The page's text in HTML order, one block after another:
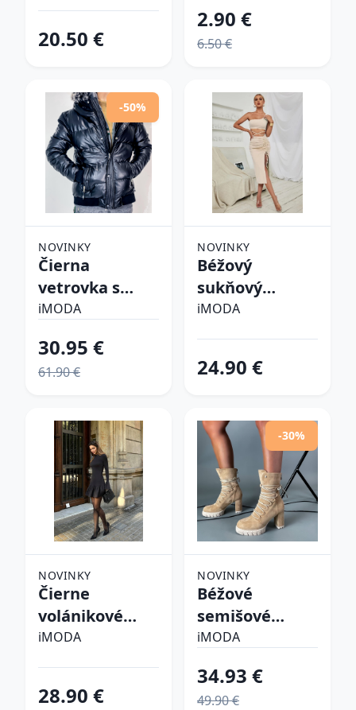
20.50 €
2.90 €
6.50 €
-50%
NOVINKY
Čierna
vetrovka s
kapucňou
iMODA
30.95 €
61.90 €
NOVINKY
Béžový
sukňový
komplet
iMODA
24.90 €
NOVINKY
Čierne
volánikové
šaty
iMODA
28.90 €
-30%
NOVINKY
Béžové
semišové
kotníkové
iMODA
34.93 €
49.90 €